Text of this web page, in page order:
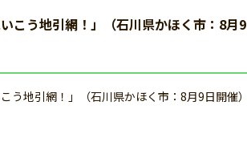
こう地引網！」（石川県かほく市：8月9
う地引網！」（石川県かほく市：8月9日開催）